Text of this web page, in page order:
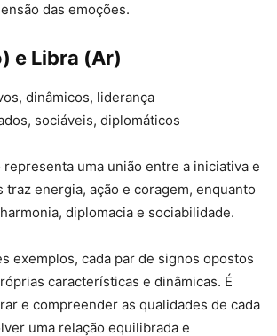
das emoções.
e Libra (Ar)
dinâmicos, liderança
sociáveis, diplomáticos
representa uma união entre a iniciativa e
energia, ação e coragem, enquanto
diplomacia e sociabilidade.
exemplos, cada par de signos opostos
características e dinâmicas. É
e compreender as qualidades de cada
uma relação equilibrada e